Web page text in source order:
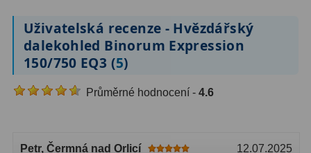
Uživatelská recenze - Hvězdářský
dalekohled Binorum Expression
150/750 EQ3 (5)
Průměrné hodnocení - 4.6
Petr, Čermná nad Orlicí 12.07.2025